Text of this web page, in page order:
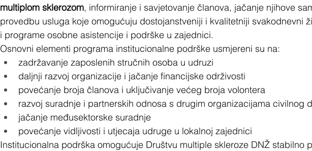
multiplom sklerozom, informiranje i savjetovanje članova, jačanje njihove
provedbu usluga koje omogućuju dostojanstveniji i kvalitetniji svakodnevni
i programe osobne asistencije i podrške u zajednici.
Osnovni elementi programa institucionalne podrške usmjereni su na:
zadržavanje zaposlenih stručnih osoba u udruzi
daljnji razvoj organizacije i jačanje financijske održivosti
povećanje broja članova i uključivanje većeg broja volontera
razvoj suradnje i partnerskih odnosa s drugim organizacijama civilnog
jačanje međusektorske suradnje
povećanje vidljivosti i utjecaja udruge u lokalnoj zajednici
Institucionalna podrška omogućuje Društvu multiple skleroze DNŽ stabilno